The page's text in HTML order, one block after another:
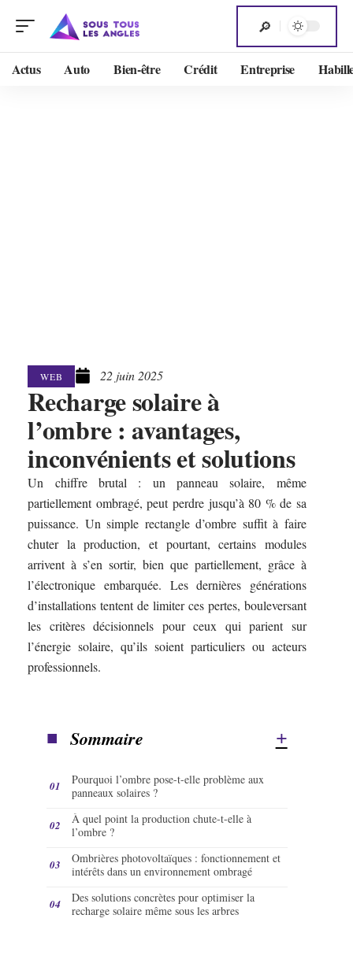
Actus Auto Bien-être Crédit Entreprise
WEB 22 juin 2025
Recharge solaire à
l’ombre : avantages,
inconvénients et solutions
Un chiffre brutal : un panneau solaire, même
partiellement ombragé, peut perdre jusqu’à 80 % de sa
puissance. Un simple rectangle d’ombre suffit à faire
chuter la production, et pourtant, certains modules
arrivent à s’en sortir, bien que partiellement, grâce à
l’électronique embarquée. Les dernières générations
d’installations tentent de limiter ces pertes, bouleversant
les critères décisionnels pour ceux qui parient sur
l’énergie solaire, qu’ils soient particuliers ou acteurs
professionnels.
Sommaire
Pourquoi l’ombre pose-t-elle problème aux
panneaux solaires ?
À quel point la production chute-t-elle à
l’ombre ?
Ombrières photovoltaïques : fonctionnement et
intérêts dans un environnement ombragé
Des solutions concrètes pour optimiser la
recharge solaire même sous les arbres